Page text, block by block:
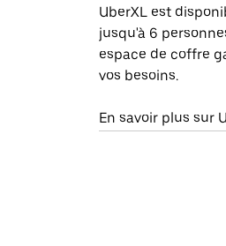
UberXL est
jusqu'à 6
espace de coffre
vos besoins.
En savoir plus sur